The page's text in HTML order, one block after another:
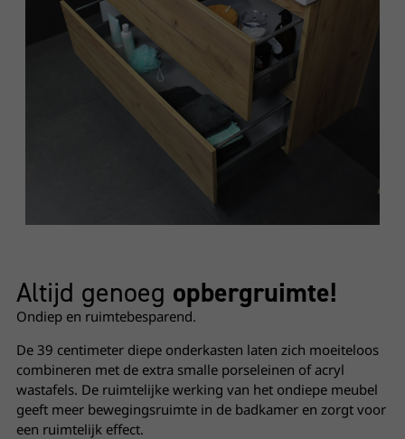
Altijd genoeg opbergruimte!
Ondiep en ruimtebesparend.
De 39 centimeter diepe onderkasten laten zich moeiteloos
combineren met de extra smalle porseleinen of acryl
wastafels. De ruimtelijke werking van het ondiepe meubel
geeft meer bewegingsruimte in de badkamer en zorgt voor
een ruimtelijk effect.